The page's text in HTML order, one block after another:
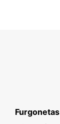
de que
Furgonetas